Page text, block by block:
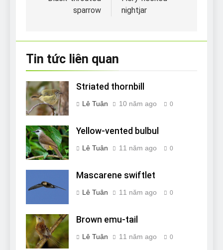
sparrow
nightjar
Tin tức liên quan
Striated thornbill
Lê Tuân 10 năm ago 0
Yellow-vented bulbul
Lê Tuân 11 năm ago 0
Mascarene swiftlet
Lê Tuân 11 năm ago 0
Brown emu-tail
Lê Tuân 11 năm ago 0